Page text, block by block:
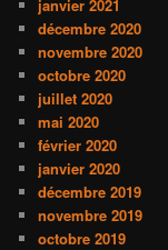
janvier 2021
décembre 2020
novembre 2020
octobre 2020
juillet 2020
mai 2020
février 2020
janvier 2020
décembre 2019
novembre 2019
octobre 2019